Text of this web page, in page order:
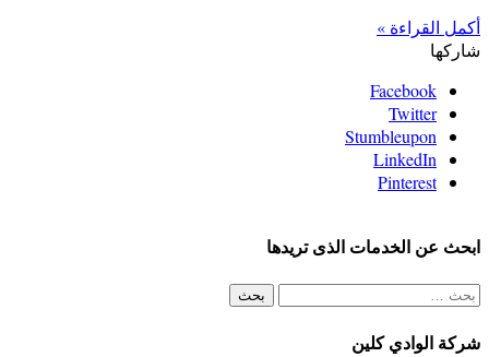
أكمل القراءة »
شاركها
Facebook
Twitter
Stumbleupon
LinkedIn
Pinterest
ابحث عن الخدمات الذى تريدها
البحث
شركة الوادي كلين